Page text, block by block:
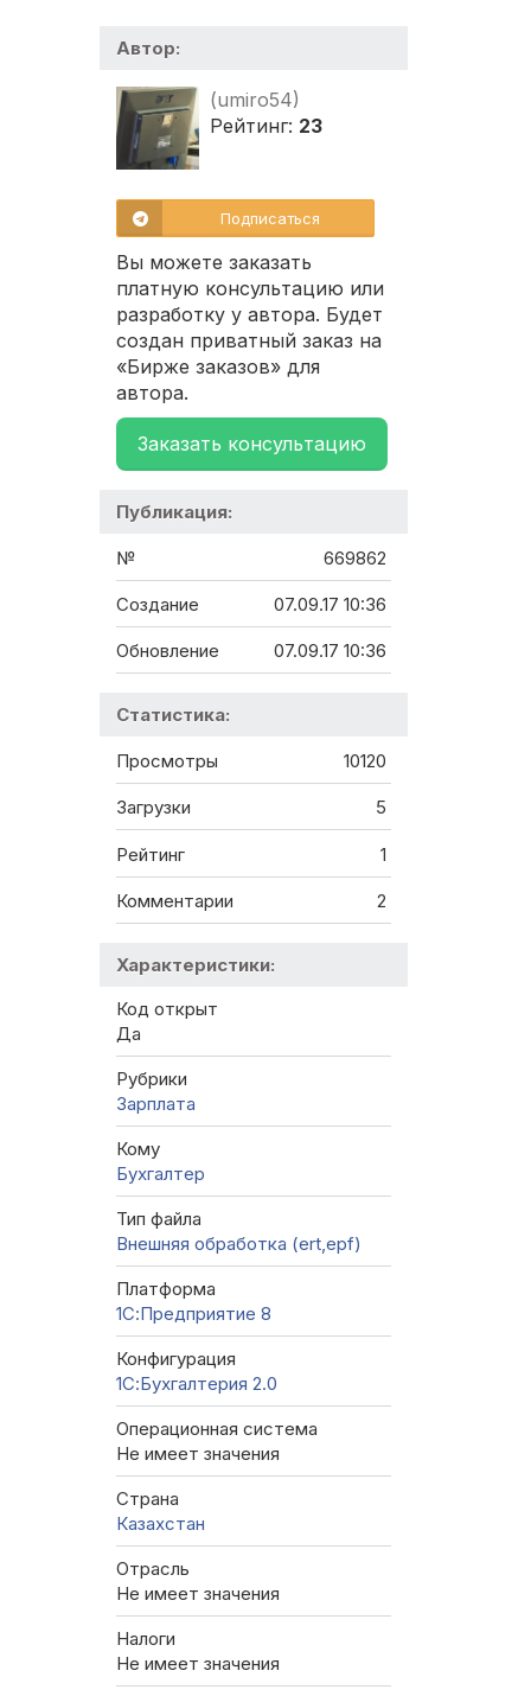
Автор:
(umiro54)
Рейтинг: 23
Подписаться
Вы можете заказать
платную консультацию или
разработку у автора. Будет
создан приватный заказ на
«Бирже заказов» для
автора.
Заказать консультацию
Публикация:
№ 669862
Создание 07.09.17 10:36
Обновление 07.09.17 10:36
Статистика:
Просмотры 10120
Загрузки 5
Рейтинг 1
Комментарии 2
Характеристики:
Код открыт
Да
Рубрики
Зарплата
Кому
Бухгалтер
Тип файла
Внешняя обработка (ert,epf)
Платформа
1С:Предприятие 8
Конфигурация
1С:Бухгалтерия 2.0
Операционная система
Не имеет значения
Страна
Казахстан
Отрасль
Не имеет значения
Налоги
Не имеет значения